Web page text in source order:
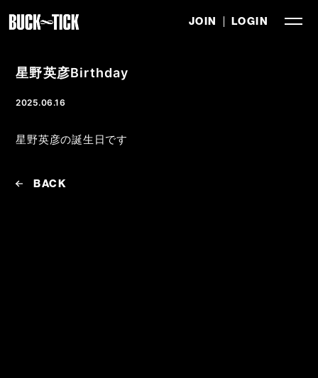
JOIN LOGIN
星野英彦Birthday
2025.06.16
星野英彦の誕生日です
BACK